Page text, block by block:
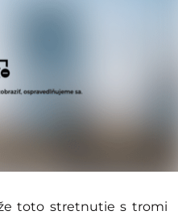
toto stretnutie s tromi